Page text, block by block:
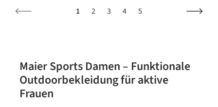
Seite
1 Seite
2 Seite
3 Seite
4 Seite
5
Maier Sports Damen – Funktionale
Outdoorbekleidung für aktive
Frauen